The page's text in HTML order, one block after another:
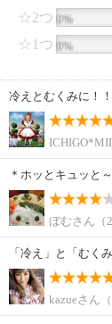
☆2つ 0%
☆1つ 0%
冷えとむくみに！
＊ホッとキュッと
ぼむさん（
「冷え」と「むく
kazueさん